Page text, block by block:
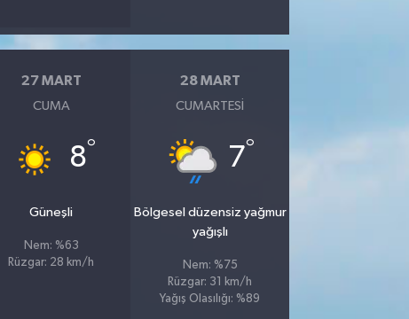
27 MART
CUMA
8°
Güneşli
Nem: %63
Rüzgar: 28 km/h
28 MART
CUMARTESI
7°
Bölgesel düzensiz yağmur
yağışlı
Nem: %75
Rüzgar: 31 km/h
Yağış Olasılığı: %89